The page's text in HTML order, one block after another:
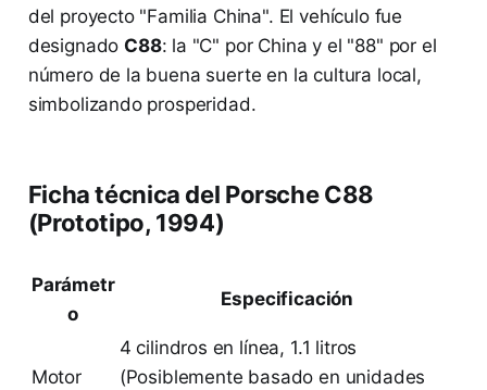
del proyecto "Familia China". El vehículo fue
designado C88: la "C" por China y el "88" por el
número de la buena suerte en la cultura local,
simbolizando prosperidad.
Ficha técnica del Porsche C88
(Prototipo, 1994)
Parámetr
o
Especificación
Motor
4 cilindros en línea, 1.1 litros
(Posiblemente basado en unidades